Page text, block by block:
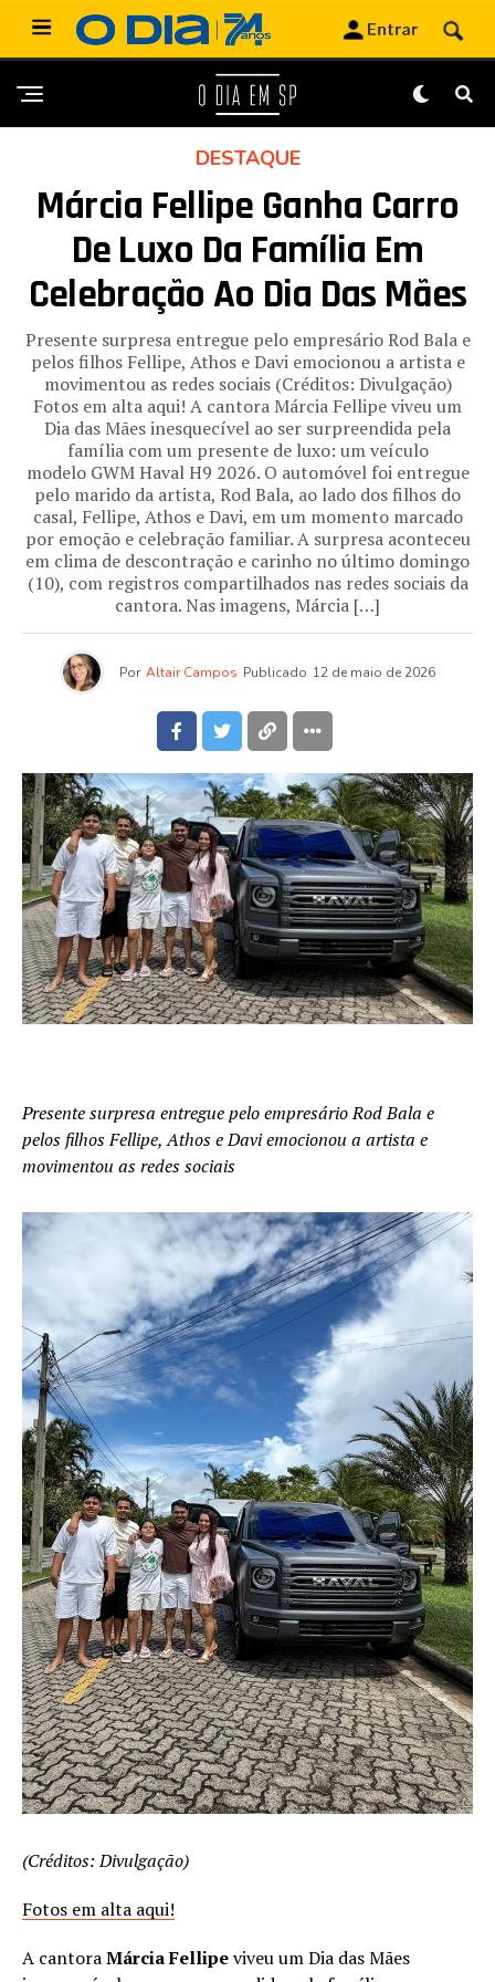
DESTAQUE
Márcia Fellipe Ganha Carro
De Luxo Da Família Em
Celebração Ao Dia Das Mães
Presente surpresa entregue pelo empresário Rod Bala e
pelos filhos Fellipe, Athos e Davi emocionou a artista e
movimentou as redes sociais (Créditos: Divulgação)
Fotos em alta aqui! A cantora Márcia Fellipe viveu um
Dia das Mães inesquecível ao ser surpreendida pela
família com um presente de luxo: um veículo
modelo GWM Haval H9 2026. O automóvel foi entregue
pelo marido da artista, Rod Bala, ao lado dos filhos do
casal, Fellipe, Athos e Davi, em um momento marcado
por emoção e celebração familiar. A surpresa aconteceu
em clima de descontração e carinho no último domingo
(10), com registros compartilhados nas redes sociais da
cantora. Nas imagens, Márcia […]
Por Altair Campos Publicado 12 de maio de 2026
Presente surpresa entregue pelo empresário Rod Bala e
pelos filhos Fellipe, Athos e Davi emocionou a artista e
movimentou as redes sociais
(Créditos: Divulgação)
Fotos em alta aqui!
A cantoraMárcia Fellipeviveu um Dia das Mães